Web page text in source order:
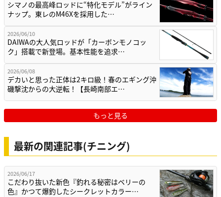
シマノの最高峰ロッドに“特化モデル”がライン
ナップ。東レのM46Xを採用した…
2026/06/10
DAIWAの大人気ロッドが「カーボンモノコッ
ク」搭載で新登場。基本性能を追求…
2026/06/08
デカいと思った正体は2キロ級！春のエギング沖
磯撃沈からの大逆転！【長崎南部エ…
もっと見る
最新の関連記事(チニング)
2026/06/17
こだわり抜いた新色『釣れる秘密はベリーの
色』かつて爆釣したシークレットカラー…